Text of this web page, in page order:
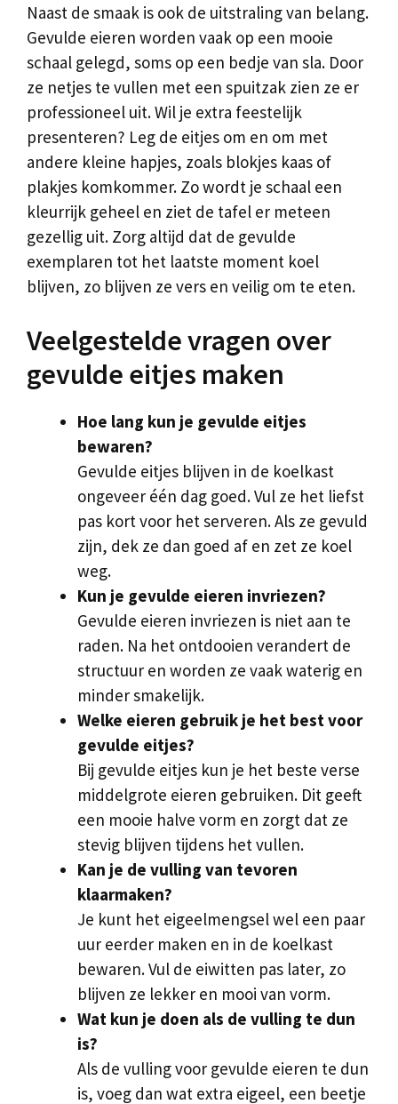
Naast de smaak is ook de uitstraling van belang.
Gevulde eieren worden vaak op een mooie
schaal gelegd, soms op een bedje van sla. Door
ze netjes te vullen met een spuitzak zien ze er
professioneel uit. Wil je extra feestelijk
presenteren? Leg de eitjes om en om met
andere kleine hapjes, zoals blokjes kaas of
plakjes komkommer. Zo wordt je schaal een
kleurrijk geheel en ziet de tafel er meteen
gezellig uit. Zorg altijd dat de gevulde
exemplaren tot het laatste moment koel
blijven, zo blijven ze vers en veilig om te eten.
Veelgestelde vragen over
gevulde eitjes maken
Hoe lang kun je gevulde eitjes
bewaren?
Gevulde eitjes blijven in de koelkast
ongeveer één dag goed. Vul ze het liefst
pas kort voor het serveren. Als ze gevuld
zijn, dek ze dan goed af en zet ze koel
weg.
Kun je gevulde eieren invriezen?
Gevulde eieren invriezen is niet aan te
raden. Na het ontdooien verandert de
structuur en worden ze vaak waterig en
minder smakelijk.
Welke eieren gebruik je het best voor
gevulde eitjes?
Bij gevulde eitjes kun je het beste verse
middelgrote eieren gebruiken. Dit geeft
een mooie halve vorm en zorgt dat ze
stevig blijven tijdens het vullen.
Kan je de vulling van tevoren
klaarmaken?
Je kunt het eigeelmengsel wel een paar
uur eerder maken en in de koelkast
bewaren. Vul de eiwitten pas later, zo
blijven ze lekker en mooi van vorm.
Wat kun je doen als de vulling te dun
is?
Als de vulling voor gevulde eieren te dun
is, voeg dan wat extra eigeel, een beetje